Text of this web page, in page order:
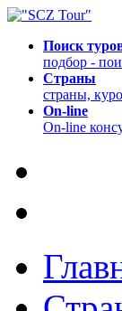
Поиск
подбор -
Страны
страны,
On-line
On-line